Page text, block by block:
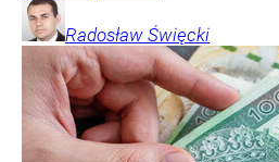
Radosław Święcki